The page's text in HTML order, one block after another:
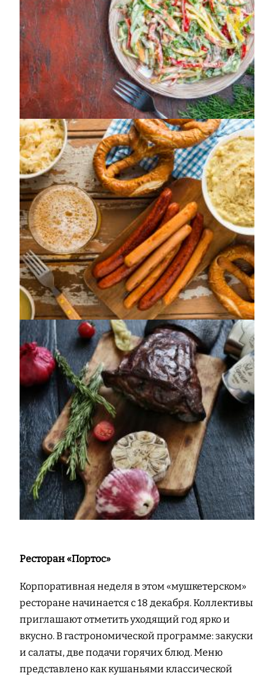
Ресторан «Портос»
Корпоративная неделя в этом «мушкетерском»
ресторане начинается с 18 декабря. Коллективы
приглашают отметить уходящий год ярко и
вкусно. В гастрономической программе: закуски
и салаты, две подачи горячих блюд. Меню
представлено как кушаньями классической